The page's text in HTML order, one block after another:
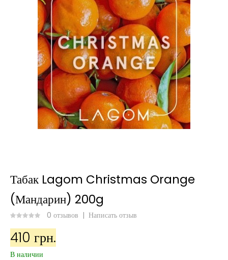
Табак Lagom Christmas Orange
(Мандарин) 200g
0 отзывов | Написать отзыв
410 грн.
В наличии